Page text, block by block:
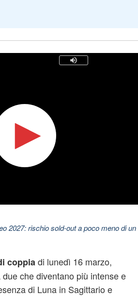
2027: rischio sold-out a poco meno di un
coppiadi lunedì 16 marzo,
che diventano più intense e
di Luna in Sagittario e